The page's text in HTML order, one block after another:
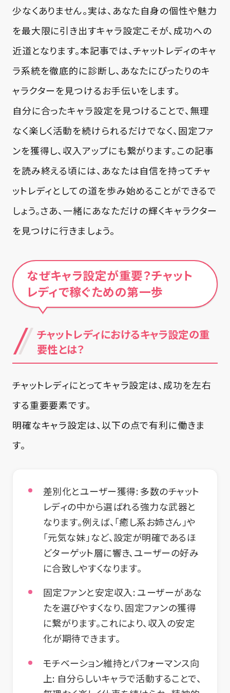
少なくありません。実は、あなた自身の個性や魅力
を最大限に引き出すキャラ設定こそが、成功への
近道となります。本記事では、チャットレディのキャ
ラ系統を徹底的に診断し、あなたにぴったりのキ
ャラクターを見つけるお手伝いをします。
自分に合ったキャラ設定を見つけることで、無理
なく楽しく活動を続けられるだけでなく、固定ファ
ンを獲得し、収入アップにも繋がります。この記事
を読み終える頃には、あなたは自信を持ってチャ
ットレディとしての道を歩み始めることができるで
しょう。さあ、一緒にあなただけの輝くキャラクター
を見つけに行きましょう。
なぜキャラ設定が重要？チャット
レディで稼ぐための第一歩
チャットレディにおけるキャラ設定の重
要性とは？
チャットレディにとってキャラ設定は、成功を左右
する重要要素です。
明確なキャラ設定は、以下の点で有利に働きま
す。
差別化とユーザー獲得: 多数のチャット
レディの中から選ばれる強力な武器と
なります。例えば、「癒し系お姉さん」や
「元気な妹」など、設定が明確であるほ
どターゲット層に響き、ユーザーの好み
に合致しやすくなります。
固定ファンと安定収入: ユーザーがあな
たを選びやすくなり、固定ファンの獲得
に繋がります。これにより、収入の安定
化が期待できます。
モチベーション維持とパフォーマンス向
上: 自分らしいキャラで活動することで、